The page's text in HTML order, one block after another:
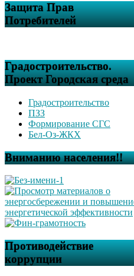
Защита Прав
Потребителей
Градостроительство.
Проект Городская среда
Градостроительство
ПЗЗ
Формирование СГС
Бел-Оз-ЖКХ
Вниманию населения!!
Противодействие
коррупции